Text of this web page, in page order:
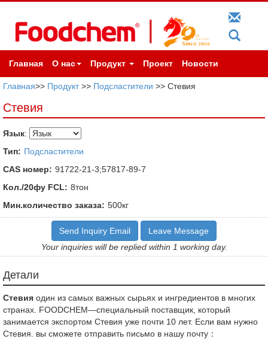
Главная О нас Продукт Проект Новости
Главная>> Продукт>> Подсластители >> Стевия
Стевия
Язык:
Тип: Подсластители
CAS номер: 91722-21-3;57817-89-7
Кол./20фу FCL: 8тон
Мин.количество заказа: 500кг
Send Inquiry Email
Leave Message
Your inquiries will be replied within 1 working day.
Детали
Стевия один из самых важных сырьях и ингредиентов в многих
странах. FOODCHEM—специальный поставщик, который
занимается экспортом Стевия уже почти 10 лет. Если вам нужно
Стевия. вы сможете отправить письмо в нашу почту：